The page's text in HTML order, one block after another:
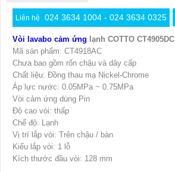
Liên hệ 024 3634 1004 - 024 3634 0325
Vòi lavabo cảm ứng lạnh COTTO CT4905DC
Mã sản phẩm: CT4918AC
Chưa bao gồm rốn chậu và dây cấp
Chất liệu: Đồng thau mạ Nickel-Chrome
Áp lực nước: 0.05MPa ~ 0.75MPa
Vòi cảm ứng dùng Pin
Độ cao vòi: thấp
Chế độ: Lạnh
Vị trí lắp vòi: Trên chậu / bàn
Kiểu lắp vòi: 1 lỗ
Kích thước đầu vòi: 128 mm